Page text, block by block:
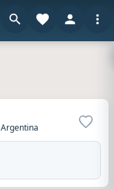
Argentina